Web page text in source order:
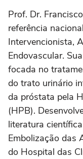
Prof. Dr.
referência
Intervencionista,
Endovascular.
focada no
do trato urinário
da próstata pela
(HPB).
literatura
Embolização das
do Hospital das